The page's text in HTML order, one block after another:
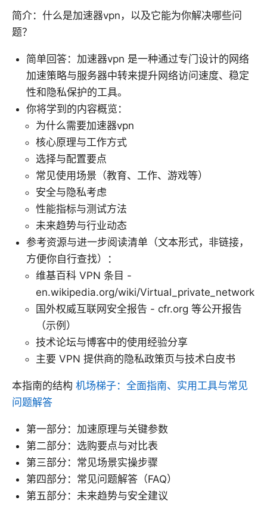
简介：什么是加速器vpn，以及它能为你解决哪些问
题？
简单回答：加速器vpn 是一种通过专门设计的网络
加速策略与服务器中转来提升网络访问速度、稳定
性和隐私保护的工具。
你将学到的内容概览：
为什么需要加速器vpn
核心原理与工作方式
选择与配置要点
常见使用场景（教育、工作、游戏等）
安全与隐私考虑
性能指标与测试方法
未来趋势与行业动态
参考资源与进一步阅读清单（文本形式，非链接，
方便你自行查找）：
维基百科 VPN 条目 -
en.wikipedia.org/wiki/Virtual_private_network
国外权威互联网安全报告 - cfr.org 等公开报告
（示例）
技术论坛与博客中的使用经验分享
主要 VPN 提供商的隐私政策页与技术白皮书
本指南的结构 机场梯子：全面指南、实用工具与常见
问题解答
第一部分：加速原理与关键参数
第二部分：选购要点与对比表
第三部分：常见场景实操步骤
第四部分：常见问题解答（FAQ）
第五部分：未来趋势与安全建议